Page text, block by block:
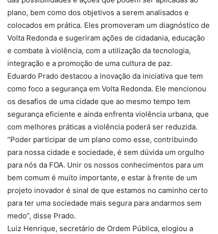
plano, bem como dos objetivos a serem analisados e
colocados em prática. Eles promoveram um diagnóstico de
Volta Redonda e sugeriram ações de cidadania, educação
e combate à violência, com a utilização da tecnologia,
integração e a promoção de uma cultura de paz.
Eduardo Prado destacou a inovação da iniciativa que tem
como foco a segurança em Volta Redonda. Ele mencionou
os desafios de uma cidade que ao mesmo tempo tem
segurança eficiente e ainda enfrenta violência urbana, que
com melhores práticas a violência poderá ser reduzida.
“Poder participar de um plano como esse, contribuindo
para nossa cidade e sociedade, é sem dúvida um orgulho
para nós da FOA. Unir os nossos conhecimentos para um
bem comum é muito importante, e estar à frente de um
projeto inovador é sinal de que estamos no caminho certo
para ter uma sociedade mais segura para andarmos sem
medo”, disse Prado.
Luiz Henrique, secretário de Ordem Pública, elogiou a